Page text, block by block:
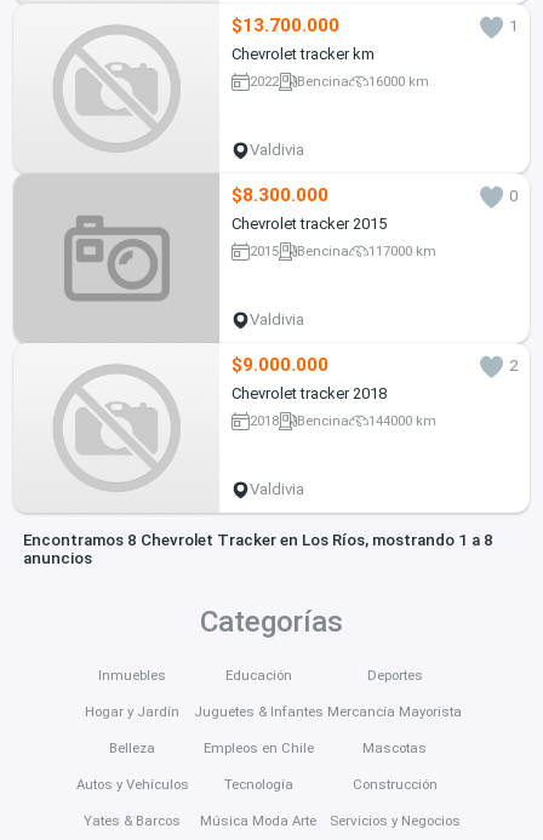
$13.700.000
1
Chevrolet tracker km
2022 Bencina 16000 km
Valdivia
$8.300.000
0
Chevrolet tracker 2015
2015 Bencina 117000 km
Valdivia
$9.000.000
2
Chevrolet tracker 2018
2018 Bencina 144000 km
Valdivia
Encontramos 8 Chevrolet Tracker en Los Ríos, mostrando 1 a 8
anuncios
Categorías
Inmuebles
Hogar y Jardín
Belleza
Autos y Vehículos
Yates & Barcos
Educación
Juguetes & Infantes
Empleos en Chile
Tecnología
Música Moda Arte
Deportes
Mercancía Mayorista
Mascotas
Construcción
Servicios y Negocios